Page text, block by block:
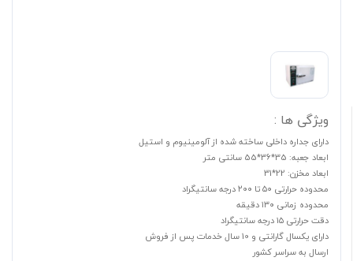
ویژگی ها :
دارای جداره داخلی ساخته شده از آلومینیوم و استیل
ابعاد جعبه: 35*36*55 سانتی متر
ابعاد مخزن: 22*31
محدوده حرارتی ۵۰ تا ۲۰۰ درجه سانتیگراد
محدوده زمانی ۱۳۰ دقیقه
دقت حرارتی ۱۵ درجه سانتیگراد
دارای یکسال گارانتی و 10 سال خدمات پس از فروش
ارسال به سراسر کشور